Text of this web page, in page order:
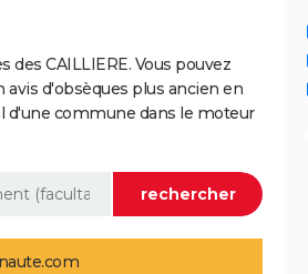
CAILLIERE. Vous pouvez
d'obsèques plus ancien en
d'une commune dans le moteur